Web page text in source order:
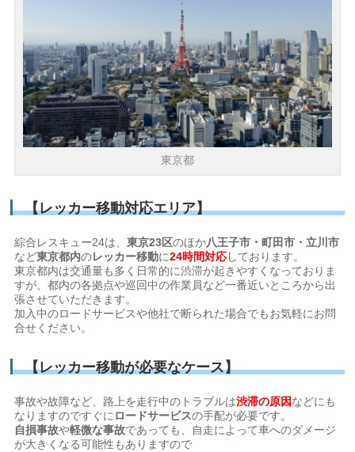
東京都
【レッカー移動対応エリア】
綜合レスキュー24は、東京23区のほか八王子市・町田市・立川市
など東京都内のレッカー移動に24時間対応しております。
東京都内は交通量も多く日常的に渋滞が起きやすくなっておりま
すが、都内の各拠点や巡回中の作業員など一番近いところから出
張させていただきます。
加入中のロードサービスや他社で断られた場合でもお気軽にお問
合せください。
【レッカー移動が必要なケース】
事故や故障など、路上を走行中のトラブルは渋滞の原因などにも
なりますのですぐに ロードサービスの手配が必要です。
自損事故や軽微な事故であっても、自走によって車へのダメージ
が大きくなる可能性もありますので